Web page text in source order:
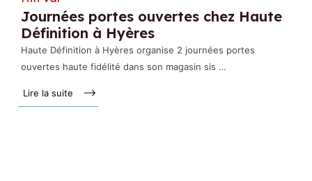
Journées portes ouvertes chez Haute
Définition à Hyères
Haute Définition à Hyères organise 2 journées portes
ouvertes haute fidélité dans son magasin sis …
Lire la suite »